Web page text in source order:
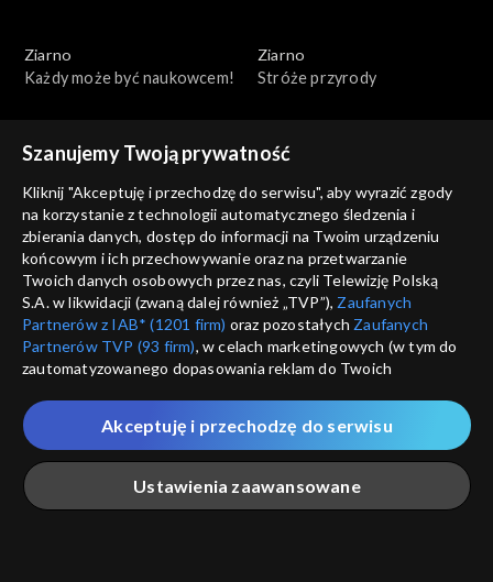
Ziarno
Każdy może być naukowcem!
Ziarno
Stróże przyrody
Ziarno
Kto śpiewa, dwa razy się
modli
Ziarno
W rodzinie siła!
Ziarno
Mistrz niesienia pomocy
Ziarno
Wakacje z Panem Bogiem
Szanujemy Twoją prywatność
Kliknij "Akceptuję i przechodzę do serwisu", aby wyrazić zgody
na korzystanie z technologii automatycznego śledzenia i
zbierania danych, dostęp do informacji na Twoim urządzeniu
końcowym i ich przechowywanie oraz na przetwarzanie
Twoich danych osobowych przez nas, czyli Telewizję Polską
S.A. w likwidacji (zwaną dalej również „TVP”), Zaufanych
Partnerów z IAB* (1201 firm) oraz pozostałych Zaufanych
Partnerów TVP (93 firm), w celach marketingowych (w tym do
zautomatyzowanego dopasowania reklam do Twoich
które wskazujemy poniżej, a także zgody na udostępnianie
przez nas identyfikatora PPID do Google.
Twoje dane osobowe zbierane podczas odwiedzania przez
Ciebie naszych
poszczególnych serwisówzwanych dalej
„Portalem”, w tym informacje zapisywane za pomocą
Ustawienia zaawansowane
Akceptuję i przechodzę do serwisu